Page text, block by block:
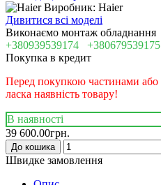
Виробник: Haier
Дивитися всі моделі
Виконаємо монтаж обладнання
+380939539174
Покупка в кредит
Перед покупкою частинами або
ласка наявність товару!
В наявності
39 600.00грн.
До кошика
Швидке замовлення